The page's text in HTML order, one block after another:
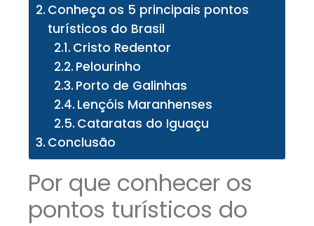
Conheça os 5 principais pontos
turísticos do Brasil
Cristo Redentor
Pelourinho
Porto de Galinhas
Lençóis Maranhenses
Cataratas do Iguaçu
Conclusão
Por que conhecer os
pontos turísticos do